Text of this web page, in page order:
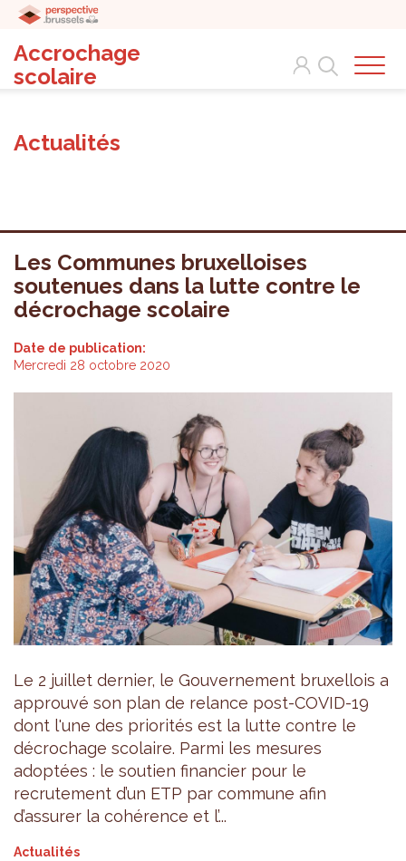
Accrochage
scolaire
Search
Actualités
Les Communes bruxelloises
soutenues dans la lutte contre le
décrochage scolaire
Date de publication:
Mercredi 28 octobre 2020
Le 2 juillet dernier, le Gouvernement bruxellois a
approuvé son plan de relance post-COVID-19
dont l'une des priorités est la lutte contre le
décrochage scolaire. Parmi les mesures
adoptées : le soutien financier pour le
recrutement d’un ETP par commune afin
d’assurer la cohérence et l’...
Actualités